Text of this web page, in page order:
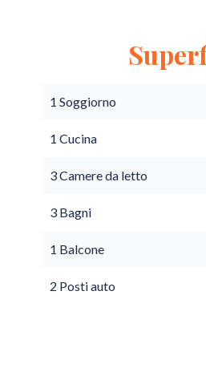
1 Soggiorno
1 Cucina
3 Camere da letto
3 Bagni
1 Balcone
2 Posti auto